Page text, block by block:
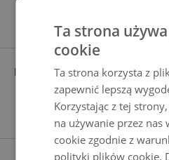
POSZEWKA
barwiony w
błyskawiczne
ZAKRES
Ta strona
cookie
Ta strona korzysta z
zapewnić lepszą
Korzystając z tej
na używanie przez
cookie zgodnie z
polityki plików cookie.